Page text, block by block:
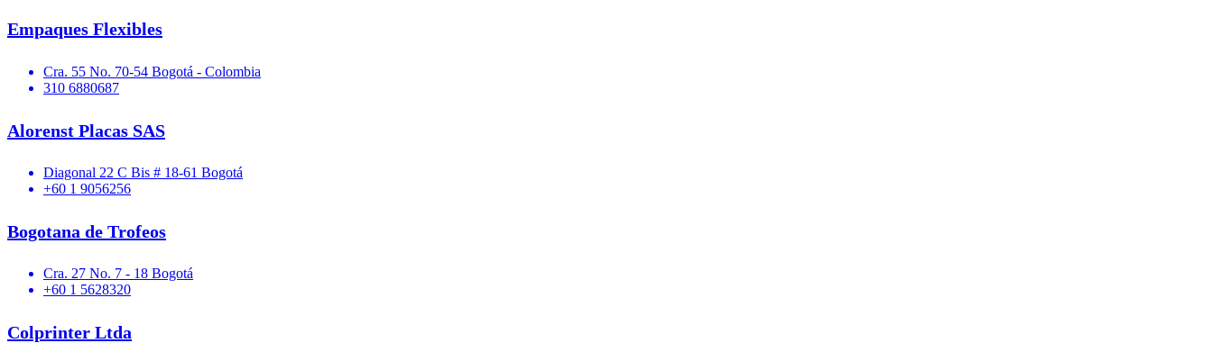
Empaques Flexibles
Cra. 55 No. 70-54 Bogotá - Colombia
310 6880687
Alorenst Placas SAS
Diagonal 22 C Bis # 18-61 Bogotá
+60 1 9056256
Bogotana de Trofeos
Cra. 27 No. 7 - 18 Bogotá
+60 1 5628320
Colprinter Ltda